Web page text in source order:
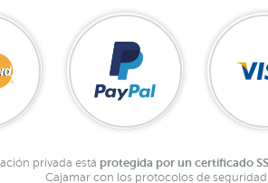
privada está protegida por un certificado
Cajamar con los protocolos de